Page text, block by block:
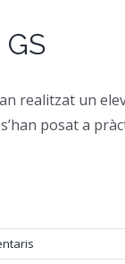
realitzat un
posat a